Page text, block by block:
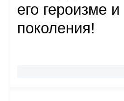
его героизме
поколения!